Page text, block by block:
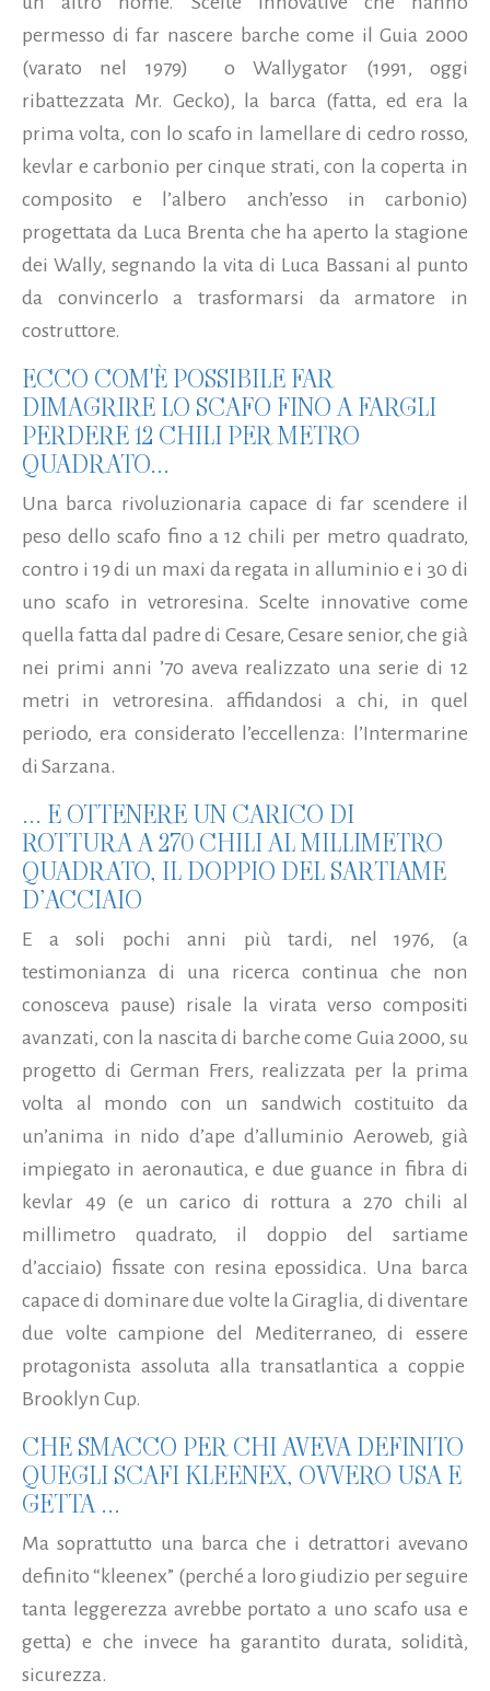
permesso di far nascere barche come il Guia 2000
(varato nel 1979) o Wallygator (1991, oggi
ribattezzata Mr. Gecko), la barca (fatta, ed era la
prima volta, con lo scafo in lamellare di cedro rosso,
kevlar e carbonio per cinque strati, con la coperta in
composito e l’albero anch’esso in carbonio)
progettata da Luca Brenta che ha aperto la stagione
dei Wally, segnando la vita di Luca Bassani al punto
da convincerlo a trasformarsi da armatore in
costruttore.
ECCO COM'È POSSIBILE FAR
DIMAGRIRE LO SCAFO FINO A FARGLI
PERDERE 12 CHILI PER METRO
QUADRATO...
Una barca rivoluzionaria capace di far scendere il
peso dello scafo fino a 12 chili per metro quadrato,
contro i 19 di un maxi da regata in alluminio e i 30 di
uno scafo in vetroresina. Scelte innovative come
quella fatta dal padre di Cesare, Cesare senior, che già
nei primi anni ’70 aveva realizzato una serie di 12
metri in vetroresina. affidandosi a chi, in quel
periodo, era considerato l’eccellenza: l’Intermarine
di Sarzana.
... E OTTENERE UN CARICO DI
ROTTURA A 270 CHILI AL MILLIMETRO
QUADRATO, IL DOPPIO DEL SARTIAME
D’ACCIAIO
E a soli pochi anni più tardi, nel 1976, (a
testimonianza di una ricerca continua che non
conosceva pause) risale la virata verso compositi
avanzati, con la nascita di barche come Guia 2000, su
progetto di German Frers, realizzata per la prima
volta al mondo con un sandwich costituito da
un’anima in nido d’ape d’alluminio Aeroweb, già
impiegato in aeronautica, e due guance in fibra di
kevlar 49 (e un carico di rottura a 270 chili al
millimetro quadrato, il doppio del sartiame
d’acciaio) fissate con resina epossidica. Una barca
capace di dominare due volte la Giraglia, di diventare
due volte campione del Mediterraneo, di essere
protagonista assoluta alla transatlantica a coppie
Brooklyn Cup.
CHE SMACCO PER CHI AVEVA DEFINITO
QUEGLI SCAFI KLEENEX, OVVERO USA E
GETTA ...
Ma soprattutto una barca che i detrattori avevano
definito “kleenex” (perché a loro giudizio per seguire
tanta leggerezza avrebbe portato a uno scafo usa e
getta) e che invece ha garantito durata, solidità,
sicurezza.